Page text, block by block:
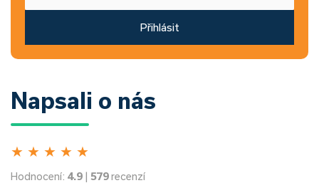
Přihlásit
Napsali o nás
★ ★ ★ ★ ★
Hodnocení: 4.9 | 579recenzí